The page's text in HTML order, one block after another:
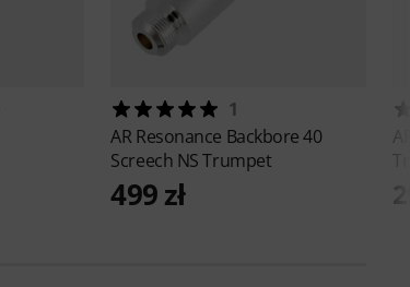
1
AR Resonance Backbore 40
Screech NS Trumpet
499 zł